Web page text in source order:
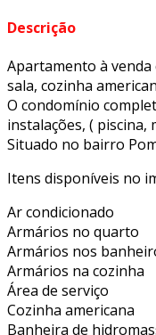
Descrição
Apartamento à venda
sala, cozinha
O condomínio
instalações, ( piscina,
Situado no bairro
Itens disponíveis no
Ar condicionado
Armários no quarto
Armários nos
Armários na cozinha
Área de serviço
Cozinha americana
Banheira de